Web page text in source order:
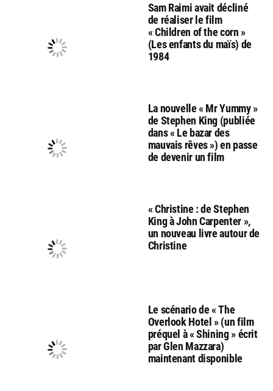
Sam Raimi avait décliné
de réaliser le film
« Children of the corn »
(Les enfants du maïs) de
1984
La nouvelle « Mr Yummy »
de Stephen King (publiée
dans « Le bazar des
mauvais rêves ») en passe
de devenir un film
« Christine : de Stephen
King à John Carpenter »,
un nouveau livre autour de
Christine
Le scénario de « The
Overlook Hotel » (un film
préquel à « Shining » écrit
par Glen Mazzara)
maintenant disponible